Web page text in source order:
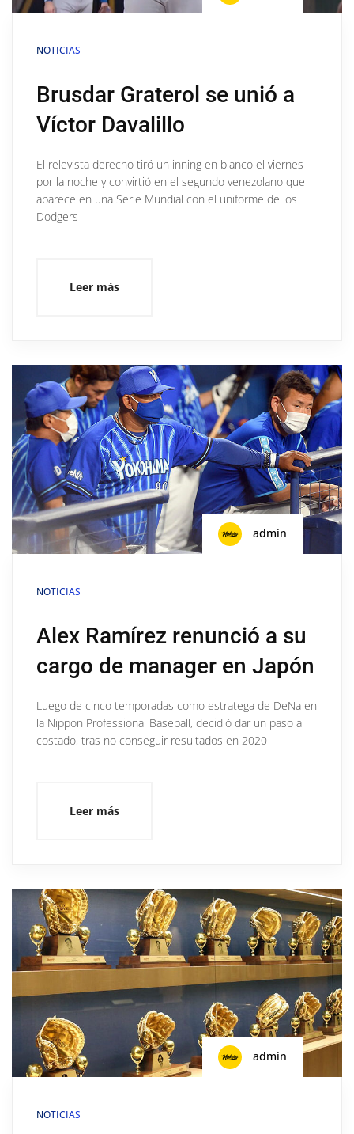
NOTICIAS
Brusdar Graterol se unió a
Víctor Davalillo
El relevista derecho tiró un inning en blanco el viernes
por la noche y convirtió en el segundo venezolano que
aparece en una Serie Mundial con el uniforme de los
Dodgers
Leer más
admin
NOTICIAS
Alex Ramírez renunció a su
cargo de manager en Japón
Luego de cinco temporadas como estratega de DeNa en
la Nippon Professional Baseball, decidió dar un paso al
costado, tras no conseguir resultados en 2020
Leer más
admin
NOTICIAS